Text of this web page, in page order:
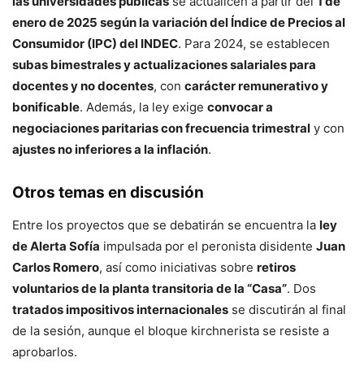
enero de 2025 según la variación del Índice de Precios al
Consumidor (IPC) del INDEC. Para 2024, se establecen
subas bimestrales y actualizaciones salariales para
docentes y no docentes, con carácter remunerativo y
bonificable. Además, la ley exige convocar a
negociaciones paritarias con frecuencia trimestral y con
ajustes no inferiores a la inflación.
Otros temas en discusión
Entre los proyectos que se debatirán se encuentra la ley
de Alerta Sofía impulsada por el peronista disidente Juan
Carlos Romero, así como iniciativas sobre retiros
voluntarios de la planta transitoria de la “Casa”. Dos
tratados impositivos internacionales se discutirán al final
de la sesión, aunque el bloque kirchnerista se resiste a
aprobarlos.